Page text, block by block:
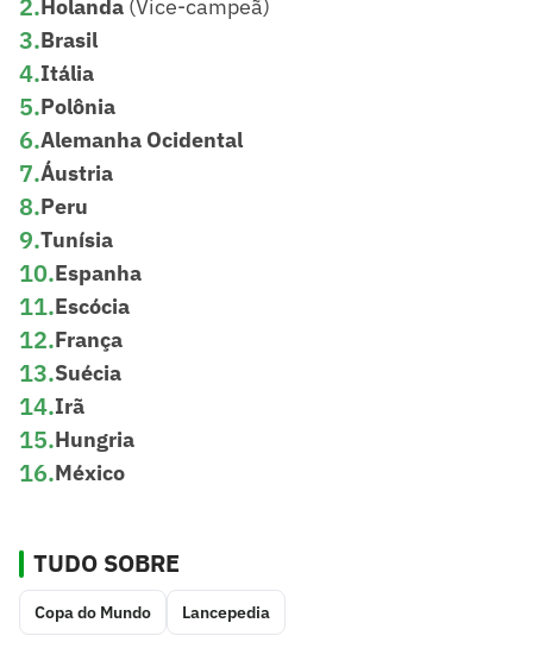
Holanda (Vice-campeã)
3.Brasil
4.Itália
5.Polônia
6.Alemanha Ocidental
7.Áustria
8.Peru
9.Tunísia
10.Espanha
11.Escócia
12.França
13.Suécia
14.Irã
15.Hungria
16.México
TUDO SOBRE
Copa do Mundo Lancepedia